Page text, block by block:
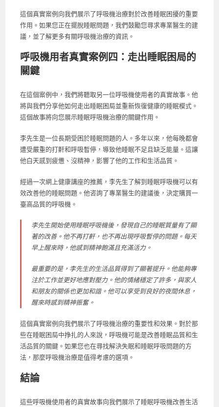
這個真實案例向我們展示了呼吸機治療對於改善睡眠困擾的重要
作用。如果您正在擺脫睡眠問題，我們鼓勵您尋求專業醫生的建
議，並了解更多有關呼吸機治療的資訊。
呼吸機用者真實案例四：走出睡眠困局的
關鍵
在這個案例中，我們將聽取另一位呼吸機使用者的真實故事。他
將與我們分享他如何走出睡眠困局並重新恢復健康的睡眠模式。
這個故事將向您展示睡眠呼吸機治療的關鍵作用。
李先生是一位長期受困於睡眠問題的人。多年以來，他每晚都會
遭受嚴重的打鼾和呼吸暫停，導致他睡眠不足且缺乏能量。這讓
他白天感到疲憊、沒精神，影響了他的工作和生活品質。
經過一次網上健康講座的推薦，李先生了解到睡眠呼吸機可以有
效改善他的睡眠問題。他咨詢了專業醫生的建議後，決定購買一
臺高品質的呼吸機。
李先生開始使用睡眠呼吸機後，發現自己的睡眠質量有了顯
著的改善。他不再打鼾，也不再出現呼吸暫停的問題。每天
早上醒來時，他感到精神飽滿且充滿活力。
最重要的是，李先生的生活品質得到了顯著提升。他能夠專
注於工作並更好地應對壓力。他的情緒穩定了許多，與家人
和朋友的關係也更加和諧。他可以享受到良好的夜間休息，
醒來時感到精神振奮。
這個真實案例向我們展示了呼吸機治療的重要性和效果。對於那
些在睡眠困局中挣扎的人來說，呼吸機可能是改善睡眠品質和生
活品質的關鍵。如果您也在尋找解決失眠和睡眠呼吸問題的方
法，那麼呼吸機治療是值得考慮的選項。
結論
這些呼吸機使用者的真實故事向我們展示了睡眠呼吸機改善生活